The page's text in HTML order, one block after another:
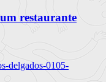
restaurante
delgados-0105-